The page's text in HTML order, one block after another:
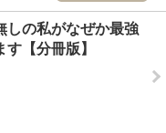
しの私がなぜか最強
【分冊版】